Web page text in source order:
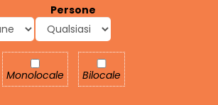
Persone
Monolocale
Monolocale
Bilocale
Bilocale